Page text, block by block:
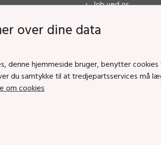
af Tine Harden
Job ved os
over dine data
denne hjemmeside bruger, benytter
du samtykke til at tredjepartsservices må
om cookies